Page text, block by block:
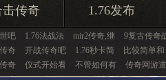
击传奇 1.76发布
吧 1.76法战法 mir2传奇,继 9复古传奇
奇 开战传奇吧 1.76秒卡简 比较简单和
奇 仪式开始看 不管如何有 传奇网游道